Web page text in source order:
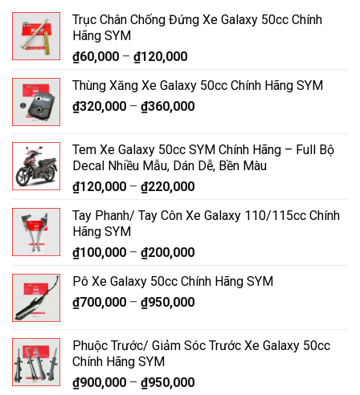
Trục Chân Chống Đứng Xe Galaxy 50cc Chính
Hãng SYM
₫60,000 – ₫120,000
Thùng Xăng Xe Galaxy 50cc Chính Hãng SYM
₫320,000 – ₫360,000
Tem Xe Galaxy 50cc SYM Chính Hãng – Full Bộ
Decal Nhiều Mẫu, Dán Dễ, Bền Màu
₫120,000 – ₫220,000
Tay Phanh/ Tay Côn Xe Galaxy 110/115cc Chính
Hãng SYM
₫100,000 – ₫200,000
Pô Xe Galaxy 50cc Chính Hãng SYM
₫700,000 – ₫950,000
Phuộc Trước/ Giảm Sóc Trước Xe Galaxy 50cc
Chính Hãng SYM
₫900,000 – ₫950,000